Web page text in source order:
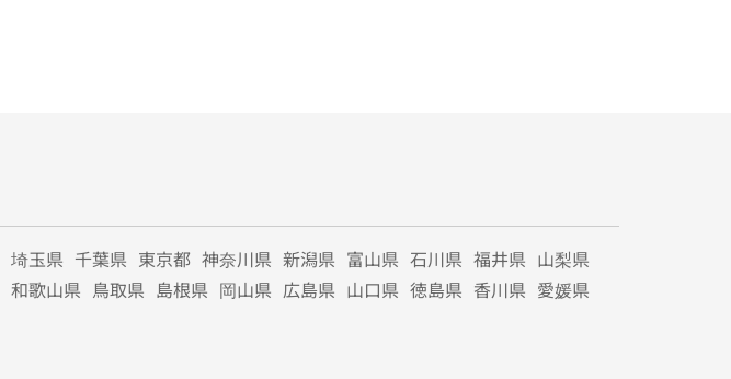
埼玉県 千葉県 東京都 神奈川県 新潟県 富山県 石川県 福井県 山梨県
和歌山県 鳥取県 島根県 岡山県 広島県 山口県 徳島県 香川県 愛媛県